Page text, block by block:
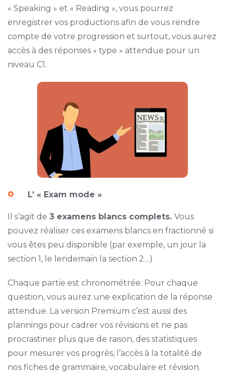
« Speaking » et « Reading », vous pourrez
enregistrer vos productions afin de vous rendre
compte de votre progression et surtout, vous aurez
accès à des réponses « type » attendue pour un
niveau C1.
L’ « Exam mode »
Il s’agit de 3 examens blancs complets. Vous
pouvez réaliser ces examens blancs en fractionné si
vous êtes peu disponible (par exemple, un jour la
section 1, le lendemain la section 2…)
Chaque partie est chronométrée. Pour chaque
question, vous aurez une explication de la réponse
attendue. La version Premium c’est aussi des
plannings pour cadrer vos révisions et ne pas
procrastiner plus que de raison, des statistiques
pour mesurer vos progrès, l’accès à la totalité de
nos fiches de grammaire, vocabulaire et révision.